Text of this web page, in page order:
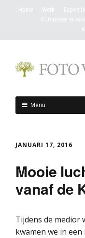
Home Werk
Cursussen en
Menu
JANUARI 17, 2016
Mooie
vanaf de
Tijdens de
kwamen we in